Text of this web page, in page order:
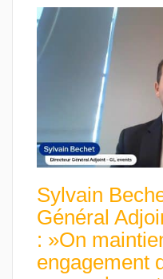
Sylvain
Général
: »On
engagement